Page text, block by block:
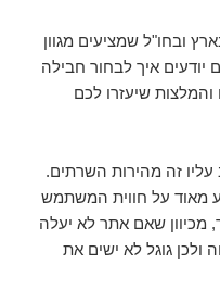
ובחו"ל שמציעים מגוון
יודעים איך לבחור חבילה
שיעזרו לכם
זה מהירות השרתים.
מאוד על חווית המשתמש
מכיוון שאם אתר לא יעלה
ולכן גוגל לא ישים את